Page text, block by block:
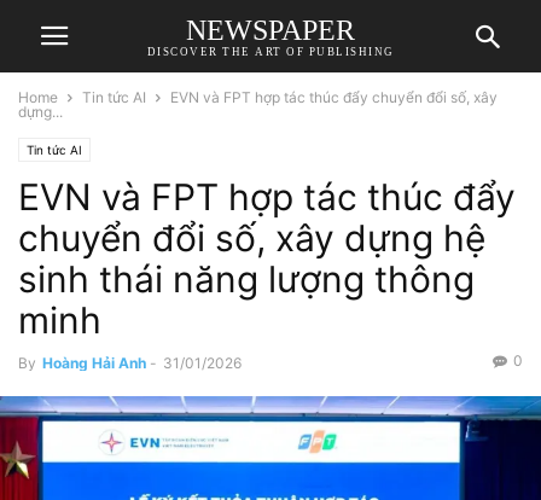
NEWSPAPER
DISCOVER THE ART OF PUBLISHING
Home Tin tức AI
EVN và FPT hợp tác thúc đẩy chuyển đổi số, xây
dựng...
Tin tức AI
EVN và FPT hợp tác thúc đẩy
chuyển đổi số, xây dựng hệ
sinh thái năng lượng thông
minh
By Hoàng Hải Anh - 31/01/2026 0